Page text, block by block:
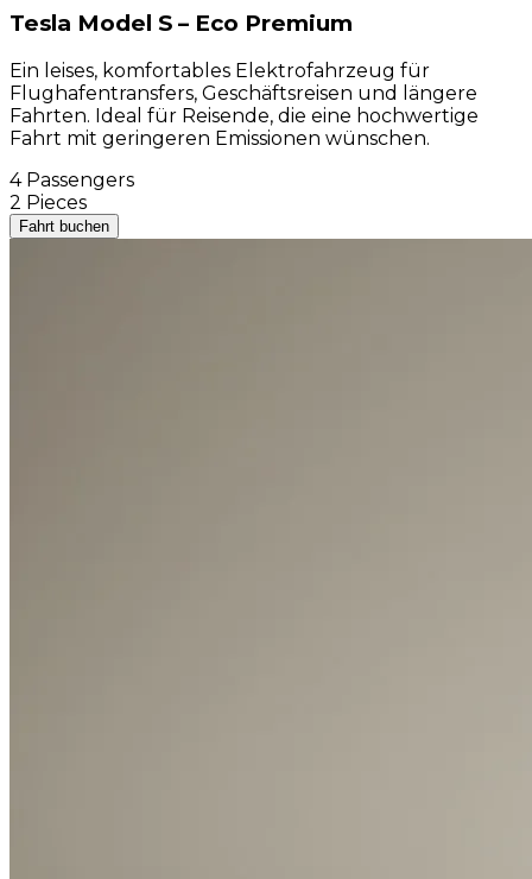
Tesla Model S – Eco Premium
Ein leises, komfortables Elektrofahrzeug für
Flughafentransfers, Geschäftsreisen und längere
Fahrten. Ideal für Reisende, die eine hochwertige
Fahrt mit geringeren Emissionen wünschen.
4 Passengers
2 Pieces
Fahrt buchen